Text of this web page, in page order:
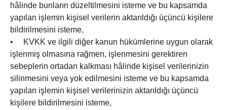
hâlinde bunların düzeltilmesini isteme ve bu kapsamda
yapılan işlemin kişisel verilerin aktarıldığı üçüncü kişilere
bildirilmesini isteme,
• KVKK ve ilgili diğer kanun hükümlerine uygun olarak
işlenmiş olmasına rağmen, işlenmesini gerektiren
sebeplerin ortadan kalkması hâlinde kişisel verilerinizin
silinmesini veya yok edilmesini isteme ve bu kapsamda
yapılan işlemin kişisel verilerinizin aktarıldığı üçüncü
kişilere bildirilmesini isteme,